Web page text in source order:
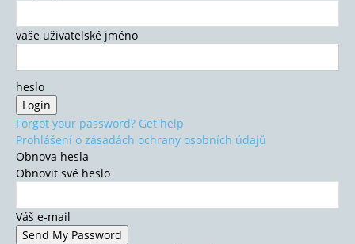
vaše uživatelské jméno
heslo
Forgot your password? Get help
Prohlášení o zásadách ochrany osobních údajů
Obnova hesla
Obnovit své heslo
Váš e-mail